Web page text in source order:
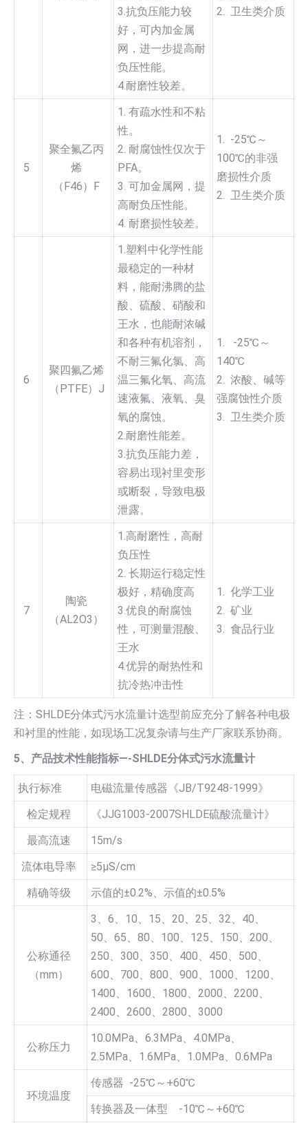
3.抗负压能力较
好，可内加金属
网，进一步提高耐
负压性能。
4.耐磨性较差。
2. 卫生类介质
5
聚全氟乙丙
烯
（F46）F
1. 有疏水性和不粘
性。
2. 耐腐蚀性仅次于
PFA。
3. 可加金属网，提
高耐负压性能。
4. 耐磨损性较差。
1. -25℃～
100℃的非强
磨损性介质
2. 卫生类介质
6
聚四氟乙烯
（PTFE）J
1.塑料中化学性能
最稳定的一种材
料，能耐沸腾的盐
酸、硫酸、硝酸和
王水，也能耐浓碱
和各种有机溶剂，
不耐三氟化氯、高
温三氟化氧、高流
速液氟、液氧、臭
氧的腐蚀。
2.耐磨性能差。
3.抗负压能力差，
容易出现衬里变形
或断裂，导致电极
泄露。
1. -25℃～
140℃
2. 浓酸、碱等
强腐蚀性介质
3. 卫生类介质
7
陶瓷
（AL2O3）
1.高耐磨性，高耐
负压性
2. 长期运行稳定性
极好，精确度高
3.优良的耐腐蚀
性，可测量混酸、
王水
4.优异的耐热性和
抗冷热冲击性
1. 化学工业
2. 矿业
3. 食品行业
注：SHLDE分体式污水流量计选型前应充分了解各种电极
和衬里的性能，如现场工况复杂请与生产厂家联系协商。
5、产品技术性能指标—-SHLDE分体式污水流量计
执行标准
电磁流量传感器《JB/T9248-1999》
检定规程
《JJG1003-2007SHLDE硫酸流量计》
最高流速
15m/s
流体电导率
≥5µS/cm
精确等级
示值的±0.2%、示值的±0.5%
公称通径
（mm）
3、6、10、15、20、25、32、40、
50、65、80、100、125、150、200、
250、300、350、400、450、500、
600、700、800、900、1000、1200、
1400、1600、1800、2000、2200、
2400、2600、2800、3000
公称压力
10.0MPa、6.3MPa、4.0MPa、
2.5MPa、1.6MPa、1.0MPa、0.6MPa
环境温度
传感器 -25℃～+60℃
转换器及一体型 -10℃～+60℃